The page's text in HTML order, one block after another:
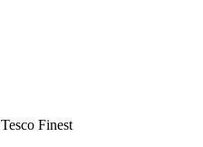
Tesco Finest